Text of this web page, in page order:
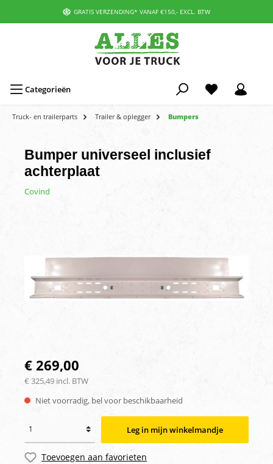
GRATIS VERZENDING* VANAF €150,- EXCL. BTW
Categorieën
Truck- en trailerparts Trailer & oplegger Bumpers
Bumper universeel inclusief
achterplaat
Covind
€ 269,00
€ 325,49 incl. BTW
Niet voorradig, bel voor beschikbaarheid
Leg in mijn winkelmandje
Toevoegen aan favorieten